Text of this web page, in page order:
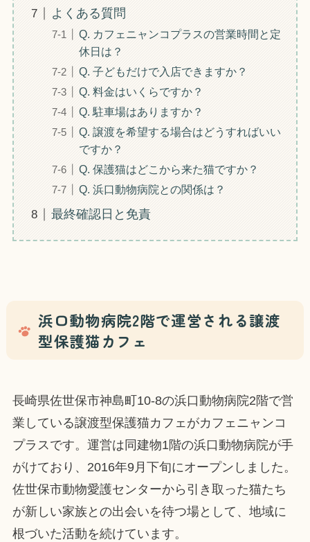
よくある質問
Q. カフェニャンコプラスの営業時間と定
休日は？
Q. 子どもだけで入店できますか？
Q. 料金はいくらですか？
Q. 駐車場はありますか？
Q. 譲渡を希望する場合はどうすればいい
ですか？
Q. 保護猫はどこから来た猫ですか？
Q. 浜口動物病院との関係は？
最終確認日と免責
浜口動物病院2階で運営される譲渡
型保護猫カフェ
長崎県佐世保市神島町10-8の浜口動物病院2階で営
業している譲渡型保護猫カフェがカフェニャンコ
プラスです。運営は同建物1階の浜口動物病院が手
がけており、2016年9月下旬にオープンしました。
佐世保市動物愛護センターから引き取った猫たち
が新しい家族との出会いを待つ場として、地域に
根づいた活動を続けています。